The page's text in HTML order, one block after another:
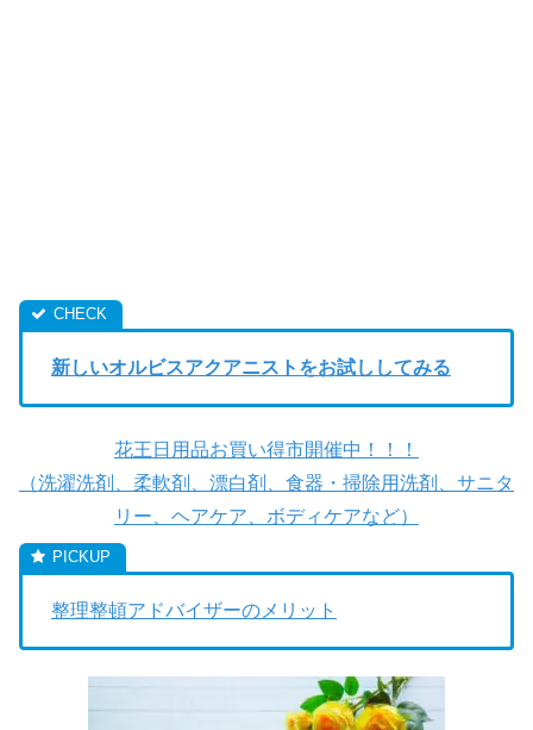
新しいオルビスアクアニストをお試ししてみる
花王日用品お買い得市開催中！！！
（洗濯洗剤、柔軟剤、漂白剤、食器・掃除用洗剤、サニタ
リー、ヘアケア、ボディケアなど）
整理整頓アドバイザーのメリット